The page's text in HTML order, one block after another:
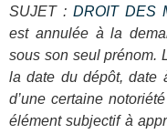
SUJET : DROIT DES
est annulée à la
sous son seul prénom.
la date du dépôt, date
d’une certaine
élément subjectif à